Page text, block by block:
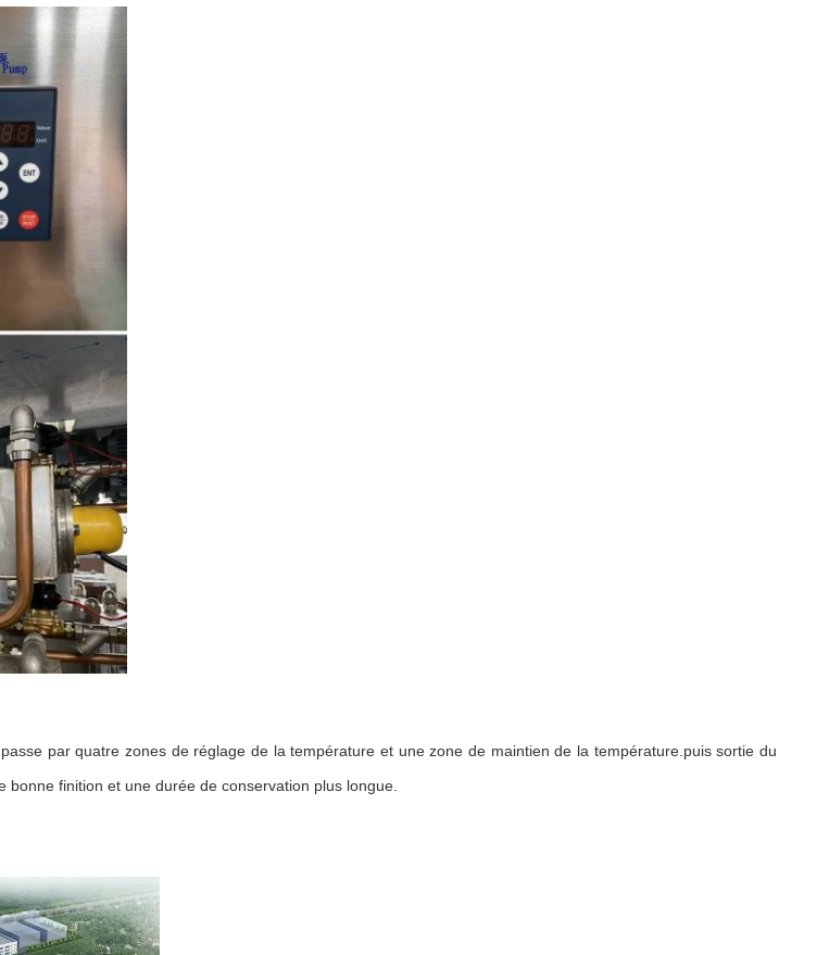
par quatre zones de réglage de la température et une zone de maintien de la température.puis sortie du
finition et une durée de conservation plus longue.